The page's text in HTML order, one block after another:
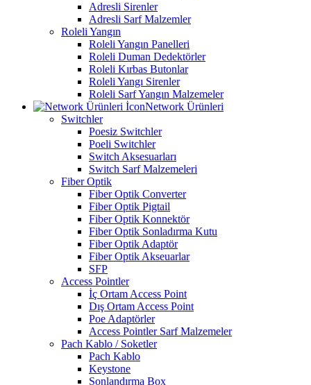
Adresli Sirenler
Adresli Sarf Malzemler
Roleli Yangın
Roleli Yangın Panelleri
Roleli Duman Dedektörler
Roleli Kırbas Butonlar
Roleli Yangı Sirenler
Roleli Sarf Yangın Malzemeler
Network Ürünleri
Switchler
Poesiz Switchler
Poeli Switchler
Switch Aksesuarları
Switch Sarf Malzemeleri
Fiber Optik
Fiber Optik Converter
Fiber Optik Pigtail
Fiber Optik Konnektör
Fiber Optik Sonladırma Kutu
Fiber Optik Adaptör
Fiber Optik Akseuarlar
SFP
Access Pointler
İç Ortam Access Point
Dış Ortam Access Point
Poe Adaptörler
Access Pointler Sarf Malzemeler
Pach Kablo / Soketler
Pach Kablo
Keystone
Sonlandırma Box